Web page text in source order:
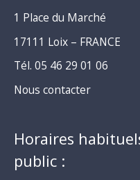
1 Place du Marché
17111 Loix – FRANCE
Tél. 05 46 29 01 06
Nous contacter
Horaires
public :